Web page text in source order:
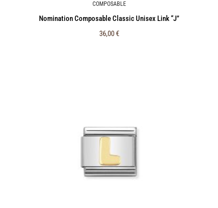
COMPOSABLE
Nomination Composable Classic Unisex Link “J”
36,00€